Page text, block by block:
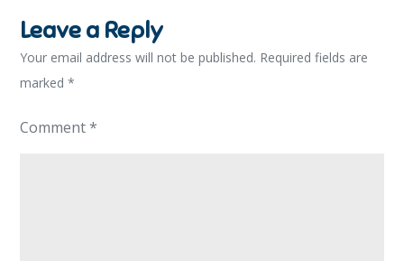
Leave a Reply
Your email address will not be published. Required fields are
marked*
Comment*